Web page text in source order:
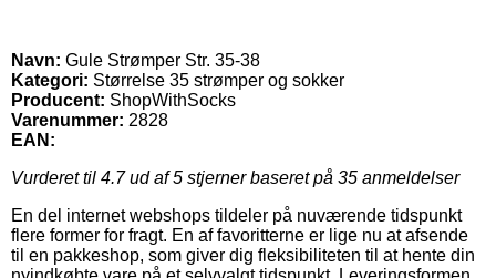
Navn: Gule Strømper Str. 35-38
Kategori: Størrelse 35 strømper og sokker
Producent: ShopWithSocks
Varenummer: 2828
EAN:
Vurderet til 4.7ud af 5 stjerner baseret på 35 anmeldelser
En del internet webshops tildeler på nuværende tidspunkt
flere former for fragt. En af favoritterne er lige nu at afsende
til en pakkeshop, som giver dig fleksibiliteten til at hente din